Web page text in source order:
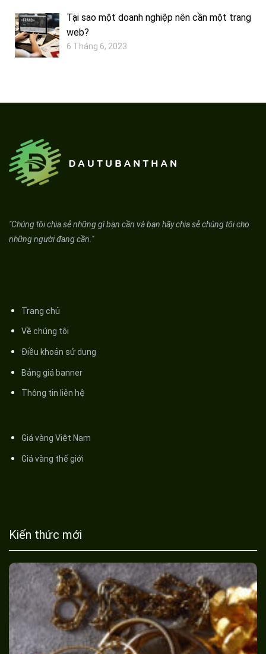
Tại sao một doanh nghiệp nên cần một trang
web?
6 Tháng 6, 2023
"Chúng tôi chia sẻ những gì bạn cần và bạn hãy chia sẻ chúng tôi cho
những người đang cần."
Trang chủ
Về chúng tôi
Điều khoản sử dụng
Bảng giá banner
Thông tin liên hệ
Giá vàng Việt Nam
Giá vàng thế giới
Kiến thức mới